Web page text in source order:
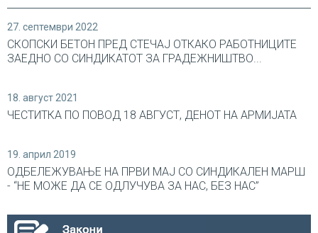
27. септември 2022
СКОПСКИ БЕТОН ПРЕД СТЕЧАЈ ОТКАКО РАБОТНИЦИТЕ
ЗАЕДНО СО СИНДИКАТОТ ЗА ГРАДЕЖНИШТВО...
18. август 2021
ЧЕСТИТКА ПО ПОВОД 18 АВГУСТ, ДЕНОТ НА АРМИЈАТА
19. април 2019
ОДБЕЛЕЖУВАЊЕ НА ПРВИ МАЈ СО СИНДИКАЛEН МАРШ
- “НЕ МОЖЕ ДА СЕ ОДЛУЧУВА ЗА НАС, БЕЗ НАС”